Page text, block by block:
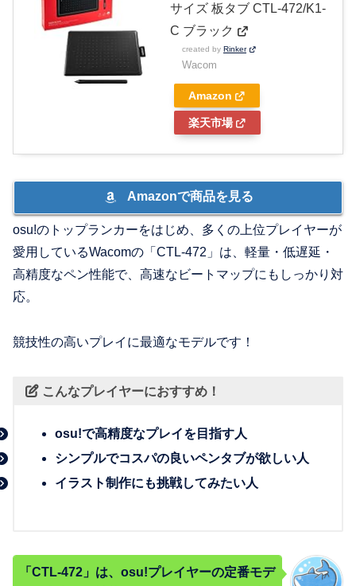
サイズ 板タブ CTL-472/K1-
C ブラック
created by Rinker
Wacom
Amazon
楽天市場
Amazonで商品を見る
osu!のトップランカーをはじめ、多くの上位プレイヤーが
愛用しているWacomの「CTL-472」は、軽量・低遅延・
高精度なペン性能で、高速なビートマップにもしっかり対
応。
競技性の高いプレイに最適なモデルです！
こんなプレイヤーにおすすめ！
osu!で高精度なプレイを目指す人
シンプルでコスパの良いペンタブが欲しい人
イラスト制作にも挑戦してみたい人
「CTL-472」は、osu!プレイヤーの定番モデ